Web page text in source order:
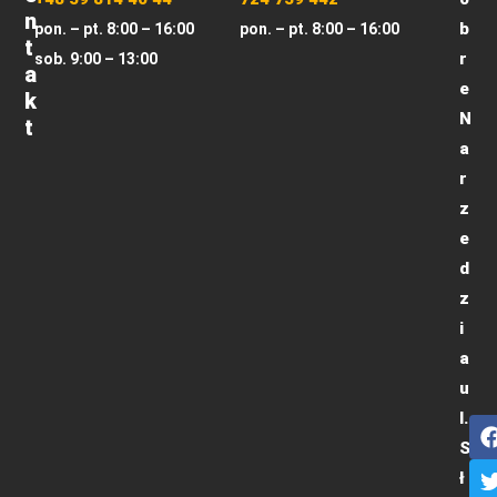
N
T
A
K
T
pon. – pt. 8:00 – 16:00
sob. 9:00 – 13:00
pon. – pt. 8:00 – 16:00
b
r
e
N
a
r
z
e
d
z
i
a
u
l.
S
ł